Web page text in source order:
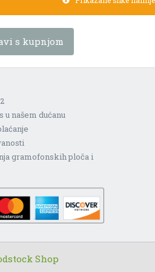
s kupnjom
u našem dućanu
gramofonskih ploča i
Shop